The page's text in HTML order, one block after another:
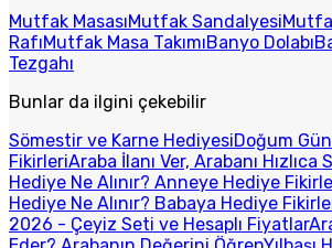
Mutfak MasasıMutfak Sandalyesi
RafıMutfak Masa TakımıBanyo Dolabı
Tezgahı
Bunlar da ilgini çekebilir
Sömestir ve Karne HediyesiDoğum
FikirleriAraba İlanı Ver, Arabanı Hızlıca
Hediye Ne Alınır? Anneye Hediye
Hediye Ne Alınır? Babaya Hediye
2026 - Çeyiz Seti ve Hesaplı Fiyatlar